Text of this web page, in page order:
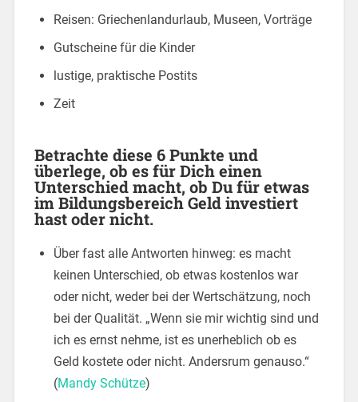
Reisen: Griechenlandurlaub, Museen, Vorträge
Gutscheine für die Kinder
lustige, praktische Postits
Zeit
Betrachte diese 6 Punkte und
überlege, ob es für Dich einen
Unterschied macht, ob Du für etwas
im Bildungsbereich Geld investiert
hast oder nicht.
Über fast alle Antworten hinweg: es macht
keinen Unterschied, ob etwas kostenlos war
oder nicht, weder bei der Wertschätzung, noch
bei der Qualität. „Wenn sie mir wichtig sind und
ich es ernst nehme, ist es unerheblich ob es
Geld kostete oder nicht. Andersrum genauso.“
(Mandy Schütze)